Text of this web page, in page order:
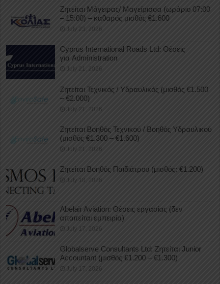
Ζητείται Μάγειρας/ Μαγείρισσα (ωράριο 07:00
– 15:00) – καθαρός μισθός €1.600
July 23, 2026
Cyprus International Roads Ltd: Θέσεις
για Administration
July 21, 2026
Ζητείται Τεχνικός / Υδραυλικός (μισθός €1.500
– €2.000)
July 21, 2026
Ζητείται Βοηθός Τεχνικού / Βοηθός Υδραυλικού
(μισθός €1.300 – €1.600)
July 21, 2026
Ζητείται Βοηθός Παιδιάτρου (μισθός: €1.200)
July 18, 2026
Abelair Aviation: Θέσεις εργασίας (δεν
απαιτείται εμπειρία)
July 17, 2026
Globalserve Consultants Ltd: Ζητείται Junior
Accountant (μισθός €1.200 – €1.300)
July 17, 2026